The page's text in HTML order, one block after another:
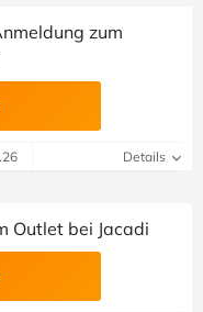
zum
Details
Outlet bei Jacadi